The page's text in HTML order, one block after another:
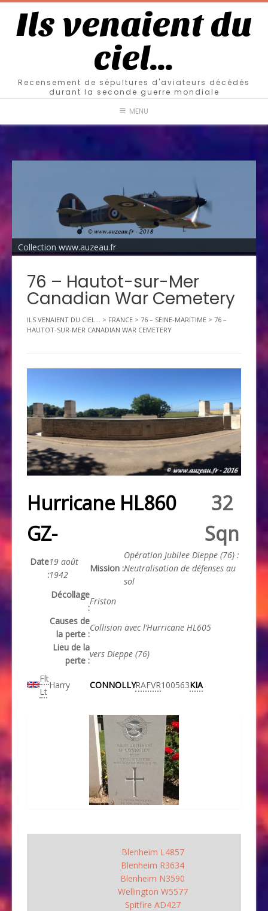
Ils venaient du
ciel…
Recensement de sépultures d'aviateurs décédés
durant la seconde guerre mondiale
MENU
Collection www.auzeau.fr
76 – Hautot-sur-Mer
Canadian War Cemetery
ILS VENAIENT DU CIEL... > FRANCE > 76 – SEINE-MARITIME > 76 –
HAUTOT-SUR-MER CANADIAN WAR CEMETERY
Hurricane HL860
GZ-
32
Sqn
Date
:
19 août
1942
Mission :
Opération Jubilee Dieppe (76) :
Neutralisation de défenses au
sol
Décollage
:
Friston
Causes de
la perte :
Collision avec l’Hurricane HL605
Lieu de la
perte :
vers Dieppe (76)
Flt
Lt
Harry CONNOLLYRAFVR100563KIA
Blenheim L4857
Blenheim R3634
Blenheim N3590
Wellington W5577
Spitfire AD427